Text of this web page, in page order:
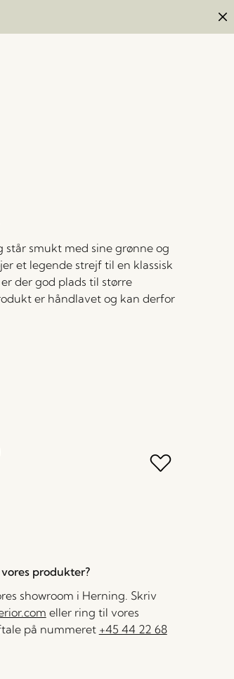
står smukt med sine grønne og
et legende strejf til en klassisk
der god plads til større
er håndlavet og kan derfor
produkter?
showroom i Herning. Skriv
eller ring til vores
på nummeret +45 44 22 68